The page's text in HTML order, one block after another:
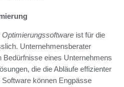
Optimierungssoftware ist für die
Unternehmensberater
eines Unternehmens
die die Abläufe effizienter
können Engpässe